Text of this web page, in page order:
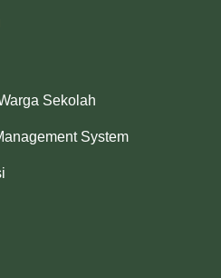
Sekolah
System